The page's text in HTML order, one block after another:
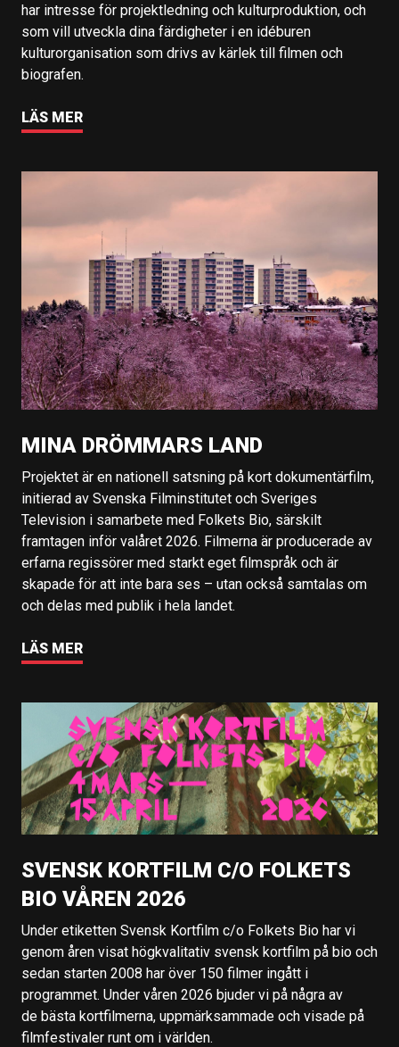
har intresse för projektledning och kulturproduktion, och
som vill utveckla dina färdigheter i en idéburen
kulturorganisation som drivs av kärlek till filmen och
biografen.
LÄS MER
MINA DRÖMMARS LAND
Projektet är en nationell satsning på kort dokumentärfilm,
initierad av Svenska Filminstitutet och Sveriges
Television i samarbete med Folkets Bio, särskilt
framtagen inför valåret 2026. Filmerna är producerade av
erfarna regissörer med starkt eget filmspråk och är
skapade för att inte bara ses – utan också samtalas om
och delas med publik i hela landet.
LÄS MER
SVENSK KORTFILM C/O FOLKETS
BIO VÅREN 2026
Under etiketten Svensk Kortfilm c/o Folkets Bio har vi
genom åren visat högkvalitativ svensk kortfilm på bio och
sedan starten 2008 har över 150 filmer ingått i
programmet. Under våren 2026 bjuder vi på några av
de bästa kortfilmerna, uppmärksammade och visade på
filmfestivaler runt om i världen.